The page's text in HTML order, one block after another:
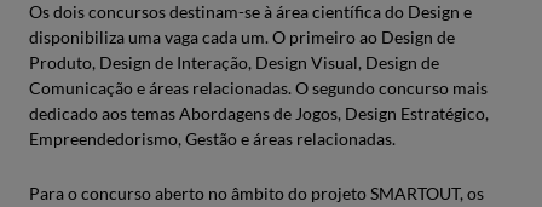
Os dois concursos destinam-se à área científica do Design e
disponibiliza uma vaga cada um. O primeiro ao Design de
Produto, Design de Interação, Design Visual, Design de
Comunicação e áreas relacionadas. O segundo concurso mais
dedicado aos temas Abordagens de Jogos, Design Estratégico,
Empreendedorismo, Gestão e áreas relacionadas.
Para o concurso aberto no âmbito do projeto SMARTOUT, os